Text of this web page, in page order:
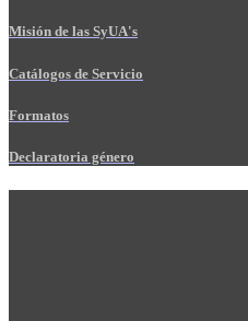
Misión de las SyUA's
Catálogos de Servicio
Formatos
Declaratoria género